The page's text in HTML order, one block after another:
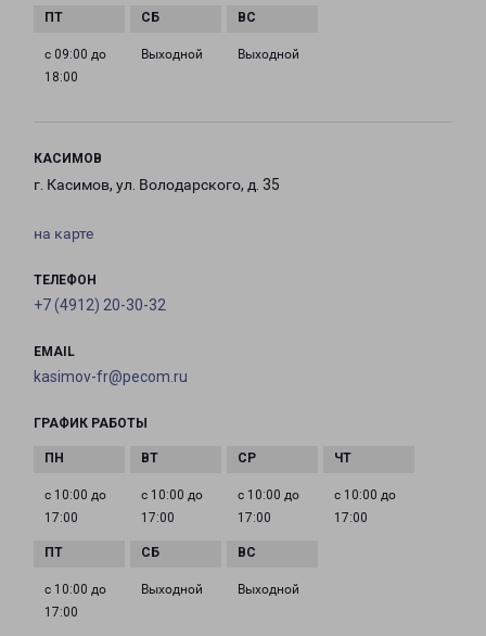
с 09:00 до
18:00
Выходной Выходной
КАСИМОВ
г. Касимов, ул. Володарского, д. 35
на карте
ТЕЛЕФОН
+7 (4912) 20-30-32
EMAIL
kasimov-fr@pecom.ru
ГРАФИК РАБОТЫ
с 10:00 до
17:00
с 10:00 до
17:00
с 10:00 до
17:00
с 10:00 до
17:00
с 10:00 до
17:00
Выходной Выходной